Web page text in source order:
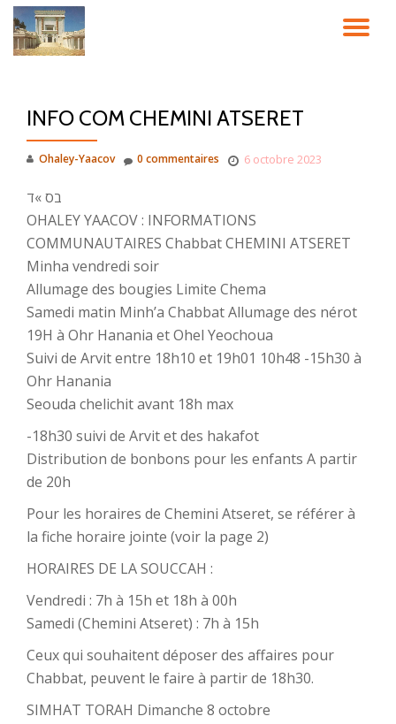
Aller
INFO COM CHEMINI ATSERET
Ohaley-Yaacov 6 octobre 2023
0 commentaires
בס »ד
OHALEY YAACOV : INFORMATIONS
COMMUNAUTAIRES Chabbat CHEMINI ATSERET
Minha vendredi soir
Allumage des bougies Limite Chema
Samedi matin Minh’a Chabbat Allumage des nérot
19H à Ohr Hanania et Ohel Yeochoua
Suivi de Arvit entre 18h10 et 19h01 10h48 -15h30 à
Ohr Hanania
Seouda chelichit avant 18h max
-18h30 suivi de Arvit et des hakafot
Distribution de bonbons pour les enfants A partir
de 20h
Pour les horaires de Chemini Atseret, se référer à
la fiche horaire jointe (voir la page 2)
HORAIRES DE LA SOUCCAH :
Vendredi : 7h à 15h et 18h à 00h
Samedi (Chemini Atseret) : 7h à 15h
Ceux qui souhaitent déposer des affaires pour
Chabbat, peuvent le faire à partir de 18h30.
SIMHAT TORAH Dimanche 8 octobre